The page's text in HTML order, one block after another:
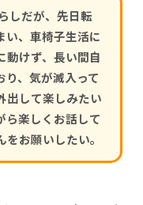
しだが、先日転
い、車椅子生活に
動けず、長い間自
り、気が滅入って
出して楽しみたい
ら楽しくお話して
お願いしたい。